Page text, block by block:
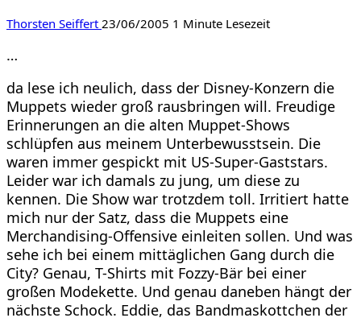
Thorsten Seiffert 23/06/2005 1 Minute Lesezeit
…
da lese ich neulich, dass der Disney-Konzern die
Muppets wieder groß rausbringen will. Freudige
Erinnerungen an die alten Muppet-Shows
schlüpfen aus meinem Unterbewusstsein. Die
waren immer gespickt mit US-Super-Gaststars.
Leider war ich damals zu jung, um diese zu
kennen. Die Show war trotzdem toll. Irritiert hatte
mich nur der Satz, dass die Muppets eine
Merchandising-Offensive einleiten sollen. Und was
sehe ich bei einem mittäglichen Gang durch die
City? Genau, T-Shirts mit Fozzy-Bär bei einer
großen Modekette. Und genau daneben hängt der
nächste Schock. Eddie, das Bandmaskottchen der